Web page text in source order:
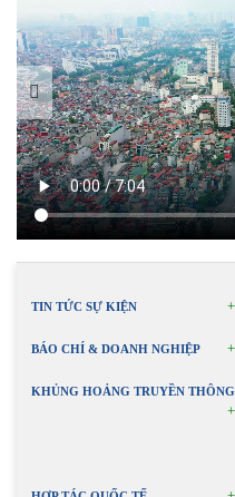
TIN TỨC SỰ KIỆN
BÁO CHÍ & DOANH NGHIỆP
KHỦNG HOẢNG TRUYỀN THÔNG